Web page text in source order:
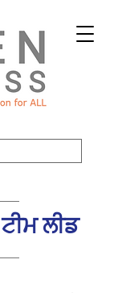
ਟੀਮ ਲੀਡ